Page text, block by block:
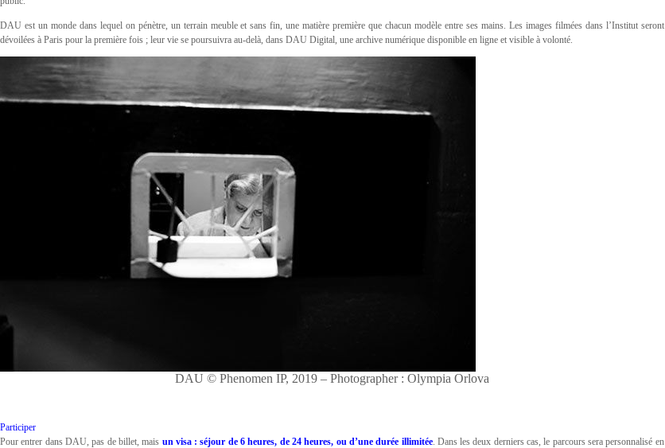
DAU est un monde dans lequel on pénètre, un terrain meuble et sans fin, une matière première que chacun modèle entre ses mains. Les images filmées dans l’Institut seront
dévoilées à Paris pour la première fois ; leur vie se poursuivra au-delà, dans DAU Digital, une archive numérique disponible en ligne et visible à volonté.
DAU © Phenomen IP, 2019 – Photographer : Olympia Orlova
Participer
Pour entrer dans DAU, pas de billet, mais un visa : séjour de 6 heures, de 24 heures, ou d’une durée illimitée. Dans les deux derniers cas, le parcours sera personnalisé en